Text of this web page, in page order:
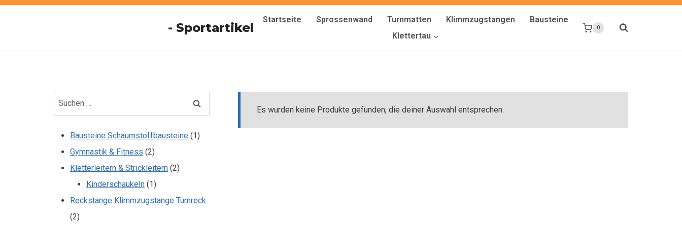
Zum
- Sportartikel
Startseite Sprossenwand Turnmatten Klimmzugstangen
Bausteine
Klettertau
0
Es wurden keine Produkte gefunden, die deiner Auswahl entsprechen.
Suchen
nach:
Bausteine Schaumstoffbausteine 11
Gymnastik & Fitness 22
Produkte
Kletterleitern & Strickleitern 22
Kinderschaukeln 11
Produkt
Reckstange Klimmzugstange Turnreck
22